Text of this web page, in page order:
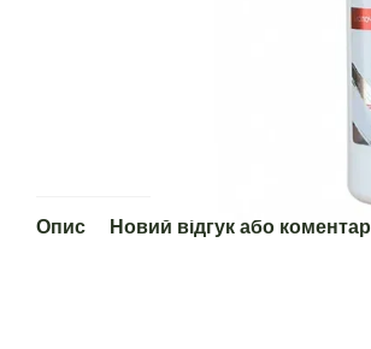
Опис Новий відгук або коментар